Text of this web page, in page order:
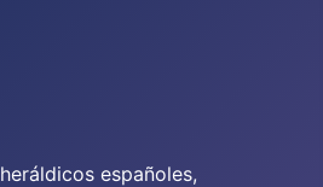
españoles,